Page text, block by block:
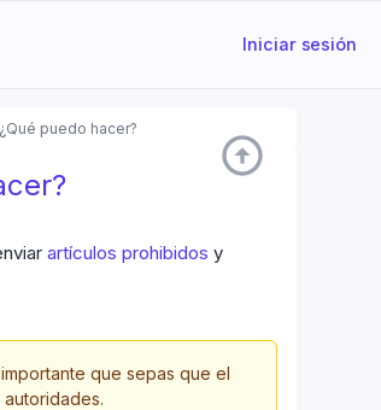
Iniciar sesión
puedo hacer?
artículos prohibidos y
que sepas que el
arrow_circle_up